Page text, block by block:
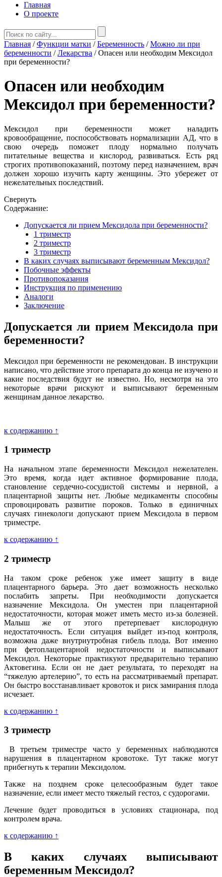
Главная
О проекте
Главная /Функции матки /Беременность /Можно ли при
беременности /Лекарства /Опасен или необходим Мексидол
при беременности?
Опасен или необходим
Мексидол при беременности?
Мексидол при беременности может наладить
кровообращение, поспособствовать нормализации АД, что в
свою очередь поможет плоду нормально получать
питательные вещества и кислород, развиваться. Есть ряд
строгих противопоказаний, поэтому перед назначением, врач
должен хорошо изучить карту женщины. Это убережет от
нежелательных последствий.
Свернуть
Содержание:
Допускается ли прием Мексидола при беременности?
1 триместр
2 триместр
3 триместр
В каких случаях выписывают беременным Мексидол?
Побочные эффекты
Противопоказания
Инструкция по применению
Аналоги
Заключение
Допускается ли прием Мексидола при
беременности?
Мексидол при беременности не рекомендован. В инструкции
написано, что действие этого препарата до конца не изучено и
какие последствия будут не известно. Но, несмотря на это
некоторые врачи рискуют и выписывают беременным
женщинам данное лекарство.
к содержанию ↑
1 триместр
На начальном этапе беременности Мексидол нежелателен.
Это время, когда идет активное формирование плода,
становление сердечно-сосудистой системы и нервной, а
плацентарной защиты нет. Любые медикаменты способны
спровоцировать развитие пороков. Только в единичных
случаях гинекологи допускают прием Мексидола в первом
триместре.
к содержанию ↑
2 триместр
На таком сроке ребенок уже имеет защиту в виде
плацентарного барьера. Это дает возможность несколько
послабить запреты. При необходимости допускается
назначение Мексидола. Он уместен при плацентарной
недостаточности, которая может иметь место из-за болезней.
Малыш же от этого претерпевает кислородную
недостаточность. Если ситуация выйдет из-под контроля,
возможна даже внутриутробная гибель плода. Вот именно
при фетоплацентарной недостаточности и выписывают
Мексидол. Некоторые практикуют предварительно терапию
Актовегина. Если он не дает результата, то переходят на
“тяжелую артелерию”, то есть на рассматриваемый препарат.
Он быстро восстанавливает кровоток и риск замирания плода
исчезает.
к содержанию ↑
3 триместр
В третьем триместре часто у беременных наблюдаются
нарушения в плацентарном кровотоке. Тут также могут
прибегнуть к терапии Мексидолом.
Также на позднем сроке целесообразным будет такое
назначение, если имеет место тяжелый гестоз, с судорогами.
Лечение будет проводиться в условиях стационара, под
контролем врача.
к содержанию ↑
В каких случаях выписывают
беременным Мексидол?